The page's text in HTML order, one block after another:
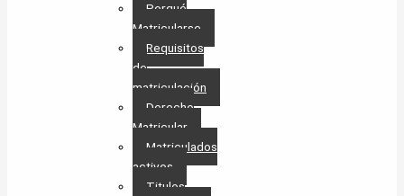
Porqué
Matricularse
Requisitos
de
matriculación
Derecho
Matricular
Matriculados
activos
Titulos